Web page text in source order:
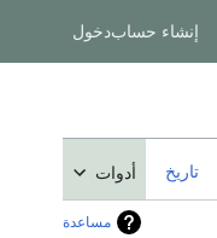
إنشاء حسابدخول
تاريخ أدوات
مساعدة